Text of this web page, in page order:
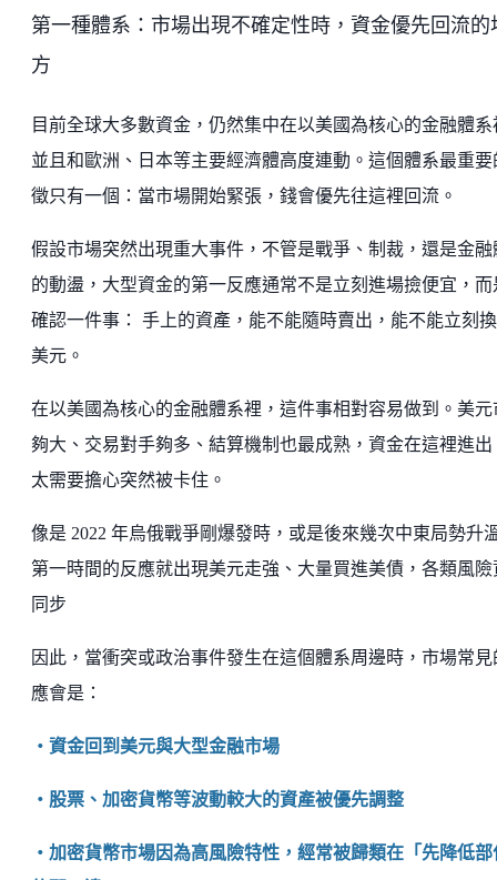
第一種體系：市場出現不確定性時，資金優先回流的
方
目前全球大多數資金，仍然集中在以美國為核心的金融體系
並且和歐洲、日本等主要經濟體高度連動。這個體系最重要
徵只有一個：當市場開始緊張，錢會優先往這裡回流。
假設市場突然出現重大事件，不管是戰爭、制裁，還是金融
的動盪，大型資金的第一反應通常不是立刻進場撿便宜，而
確認一件事： 手上的資產，能不能隨時賣出，能不能立刻
美元。
在以美國為核心的金融體系裡，這件事相對容易做到。美元
夠大、交易對手夠多、結算機制也最成熟，資金在這裡進出
太需要擔心突然被卡住。
像是 2022 年烏俄戰爭剛爆發時，或是後來幾次中東局勢升
第一時間的反應就出現美元走強、大量買進美債，各類風險
同步
因此，當衝突或政治事件發生在這個體系周邊時，市場常見
應會是：
・資金回到美元與大型金融市場
・股票、加密貨幣等波動較大的資產被優先調整
・加密貨幣市場因為高風險特性，經常被歸類在「先降低部